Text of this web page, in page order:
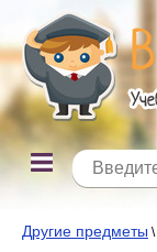
Другие предметы \